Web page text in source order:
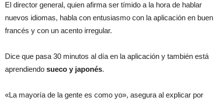
El director general, quien afirma ser tímido a la hora de hablar
nuevos idiomas, habla con entusiasmo con la aplicación en buen
francés y con un acento irregular.
Dice que pasa 30 minutos al día en la aplicación y también está
aprendiendo sueco y japonés.
«La mayoría de la gente es como yo», asegura al explicar por